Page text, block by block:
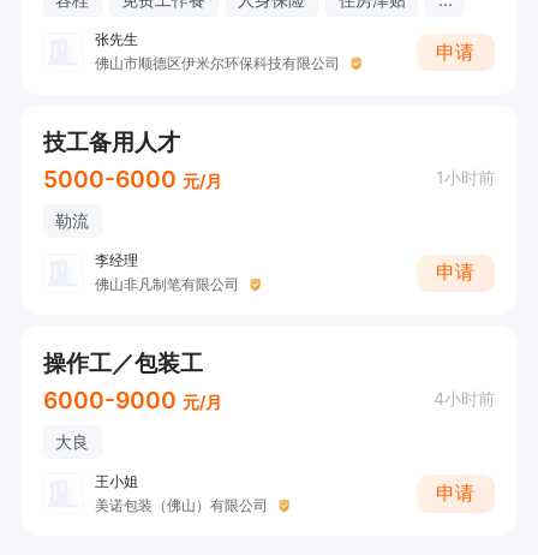
张先生
佛山市顺德区伊米尔环保科技有限公司
申请
技工备用人才
5000-6000 元/月 1小时前
勒流
李经理
佛山非凡制笔有限公司
申请
操作工／包装工
6000-9000 元/月 4小时前
大良
王小姐
美诺包装（佛山）有限公司
申请